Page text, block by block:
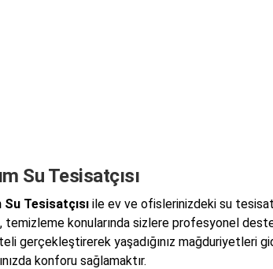
Su Tesisatçısı
Su Tesisatçısıile ev ve ofislerinizdeki su
, temizleme konularında sizlere profesyonel
gerçekleştirerek yaşadığınız mağduriyetleri
konforu sağlamaktır.